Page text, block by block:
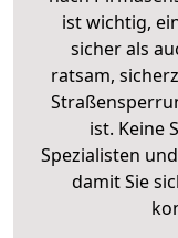
ist wichtig,
sicher als
ratsam,
ist. Keine
Spezialisten
damit Sie